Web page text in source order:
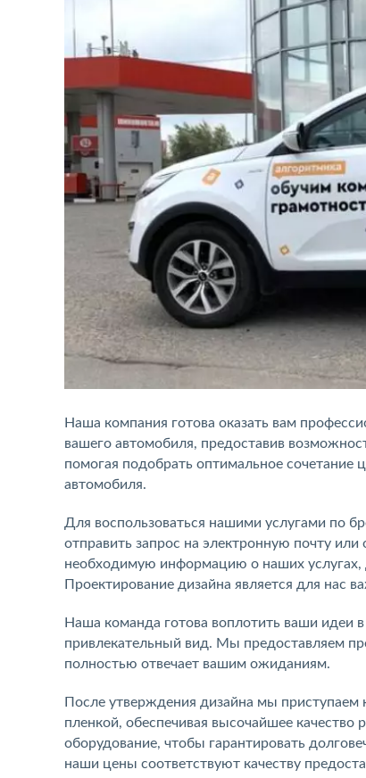
Наша компания готова оказать вам
вашего автомобиля, предоставив
помогая подобрать оптимальное сочетание
автомобиля.
Для воспользоваться нашими услугами по
отправить запрос на электронную почту
необходимую информацию о наших услугах,
Проектирование дизайна является для нас
Наша команда готова воплотить ваши идеи
привлекательный вид. Мы предоставляем
полностью отвечает вашим ожиданиям.
После утверждения дизайна мы приступаем
пленкой, обеспечивая высочайшее
оборудование, чтобы гарантировать
наши цены соответствуют качеству